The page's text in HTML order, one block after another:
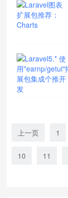
上一页 1
10 11